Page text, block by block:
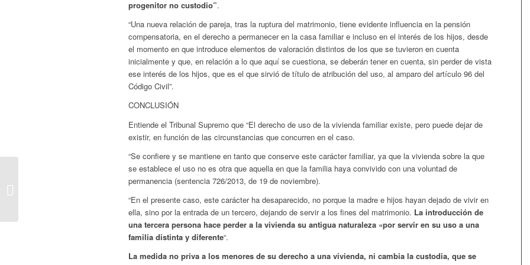
progenitor no custodio”.
“Una nueva relación de pareja, tras la ruptura del matrimonio, tiene evidente influencia en la pensión
compensatoria, en el derecho a permanecer en la casa familiar e incluso en el interés de los hijos, desde
el momento en que introduce elementos de valoración distintos de los que se tuvieron en cuenta
inicialmente y que, en relación a lo que aquí se cuestiona, se deberán tener en cuenta, sin perder de vista
ese interés de los hijos, que es el que sirvió de título de atribución del uso, al amparo del artículo 96 del
Código Civil”.
CONCLUSIÓN
Entiende el Tribunal Supremo que “El derecho de uso de la vivienda familiar existe, pero puede dejar de
existir, en función de las circunstancias que concurren en el caso.
“Se confiere y se mantiene en tanto que conserve este carácter familiar, ya que la vivienda sobre la que
se establece el uso no es otra que aquella en que la familia haya convivido con una voluntad de
permanencia (sentencia 726/2013, de 19 de noviembre).
“En el presente caso, este carácter ha desaparecido, no porque la madre e hijos hayan dejado de vivir en
ella, sino por la entrada de un tercero, dejando de servir a los fines del matrimonio. La introducción de
una tercera persona hace perder a la vivienda su antigua naturaleza «por servir en su uso a una
familia distinta y diferente“.
La medida no priva a los menores de su derecho a una vivienda, ni cambia la custodia, que se